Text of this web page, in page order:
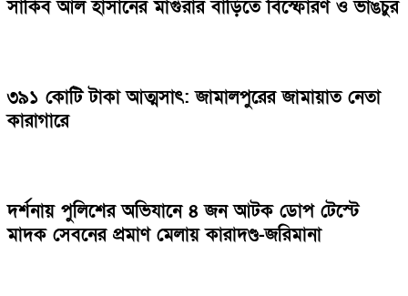
সাকিব আল হাসানের মাগুরার বাড়িতে বিস্ফোরণ ও ভাঙচুর
৩৯১ কোটি টাকা আত্মসাৎ: জামালপুরের জামায়াত নেতা
কারাগারে
দর্শনায় পুলিশের অভিযানে ৪ জন আটক ডোপ টেস্টে
মাদক সেবনের প্রমাণ মেলায় কারাদণ্ড-জরিমানা